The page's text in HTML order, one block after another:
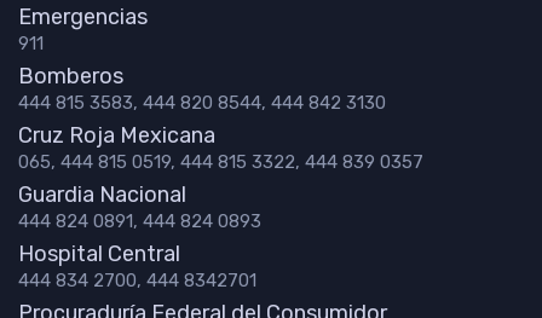
Emergencias
911
Bomberos
444 815 3583, 444 820 8544, 444 842 3130
Cruz Roja Mexicana
065, 444 815 0519, 444 815 3322, 444 839 0357
Guardia Nacional
444 824 0891, 444 824 0893
Hospital Central
444 834 2700, 444 8342701
Procuraduría Federal del Consumidor